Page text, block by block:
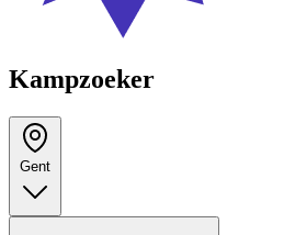
Kampzoeker
Gent